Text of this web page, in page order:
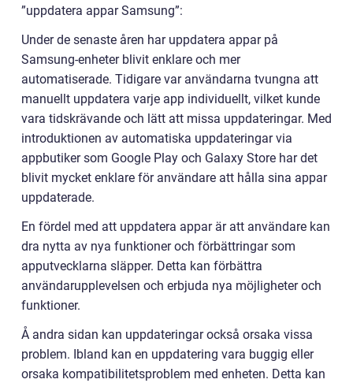
”uppdatera appar Samsung”:
Under de senaste åren har uppdatera appar på
Samsung-enheter blivit enklare och mer
automatiserade. Tidigare var användarna tvungna att
manuellt uppdatera varje app individuellt, vilket kunde
vara tidskrävande och lätt att missa uppdateringar. Med
introduktionen av automatiska uppdateringar via
appbutiker som Google Play och Galaxy Store har det
blivit mycket enklare för användare att hålla sina appar
uppdaterade.
En fördel med att uppdatera appar är att användare kan
dra nytta av nya funktioner och förbättringar som
apputvecklarna släpper. Detta kan förbättra
användarupplevelsen och erbjuda nya möjligheter och
funktioner.
Å andra sidan kan uppdateringar också orsaka vissa
problem. Ibland kan en uppdatering vara buggig eller
orsaka kompatibilitetsproblem med enheten. Detta kan